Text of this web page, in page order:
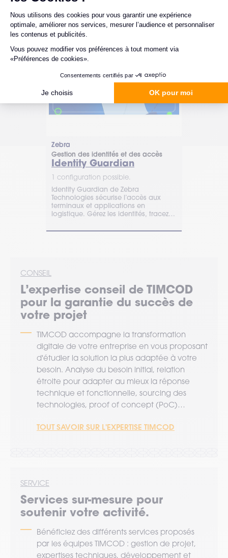
Zebra
Gestion des identités et des accès
Identity Guardian
1 configuration possible.
Identity Guardian de Zebra
Technologies sécurise l’accès aux
terminaux et applications en
logistique. Gérez les identités, tracez
l’authentification de vos équipes.
CONSEIL
L’expertise conseil de TIMCOD
pour la garantie du succès de
votre projet
TIMCOD accompagne la transformation
digitale de votre entreprise en vous proposant
d'étudier la solution la plus adaptée à votre
besoin. Analyse du besoin initial, relation
étroite pour adapter au mieux la réponse
technique et fonctionnelle, sourcing des
technologies, proof of concept (PoC)…
TOUT SAVOIR SUR L'EXPERTISE TIMCOD
SERVICE
Services sur-mesure pour
soutenir votre activité.
Bénéficiez des différents services proposés
par les équipes TIMCOD : gestion de projet,
expertises techniques, développement et